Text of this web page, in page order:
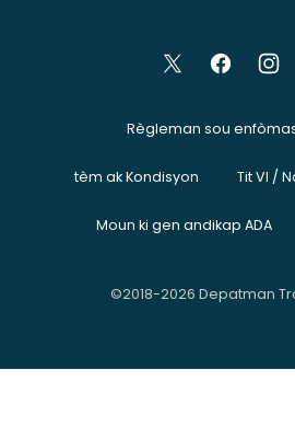
Règleman sou
tèm ak Kondisyon Tit VI /
Moun ki gen andikap ADA
©2018-2026 Depatman